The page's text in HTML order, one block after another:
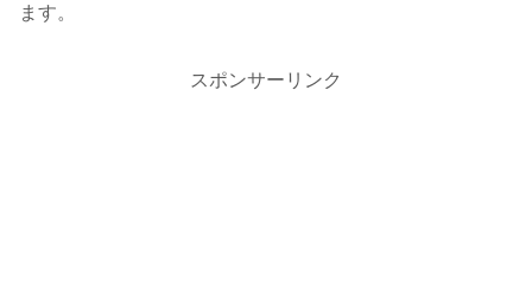
ます。
スポンサーリンク